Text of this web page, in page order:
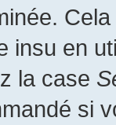
insu en
la case
si